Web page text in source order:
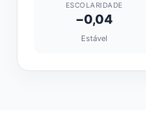
ESCOLARIDADE
−0,04
Estável